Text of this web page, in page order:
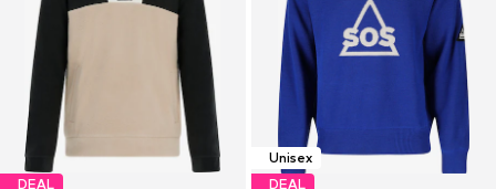
DEAL
Unisex
DEAL